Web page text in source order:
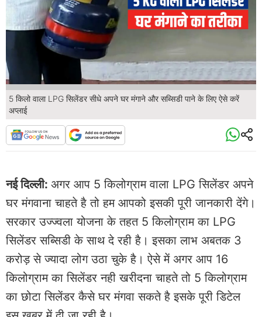
5 किलो वाला LPG सिलेंडर सीधे अपने घर मंगाने और सब्सिडी पाने के लिए ऐसे करें
अप्लाई
नई दिल्ली: अगर आप 5 किलोग्राम वाला LPG सिलेंडर अपने
घर मंगवाना चाहते है तो हम आपको इसकी पूरी जानकारी देंगे।
सरकार उज्ज्वला योजना के तहत 5 किलोग्राम का LPG
सिलेंडर सब्सिडी के साथ दे रही है। इसका लाभ अबतक 3
करोड़ से ज्यादा लोग उठा चुके है। ऐसे में अगर आप 16
किलोग्राम का सिलेंडर नही खरीदना चाहते तो 5 किलोग्राम
का छोटा सिलेंडर कैसे घर मंगवा सकते है इसके पूरी डिटेल